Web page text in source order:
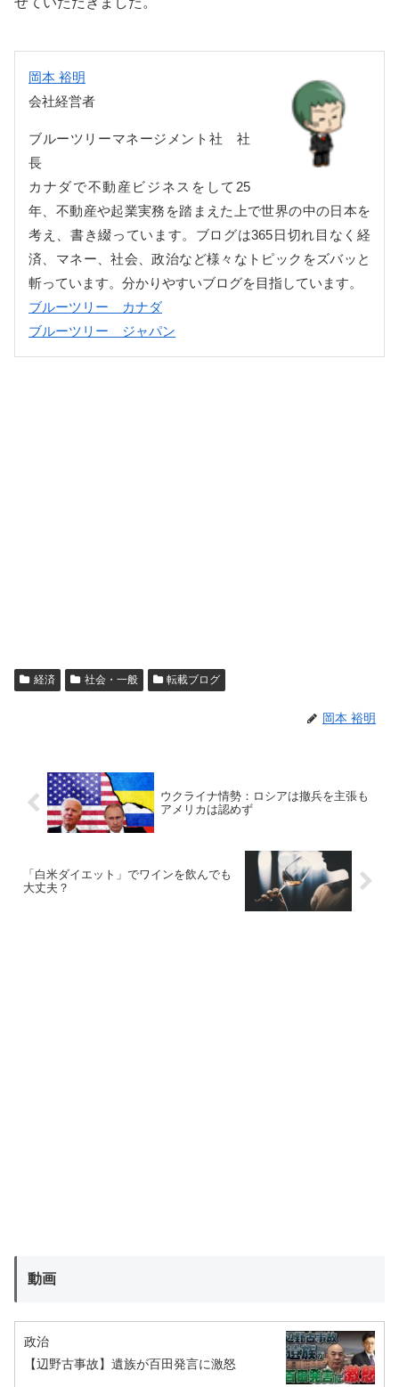
岡本 裕明
会社経営者
ブルーツリーマネージメント社 社
長
カナダで不動産ビジネスをして25
年、不動産や起業実務を踏まえた上で世界の中の日本を
考え、書き綴っています。ブログは365日切れ目なく経
済、マネー、社会、政治など様々なトピックをズバッと
斬っています。分かりやすいブログを目指しています。
ブルーツリー カナダ
ブルーツリー ジャパン
経済 社会・一般 転載ブログ
岡本 裕明
ウクライナ情勢：ロシアは撤兵を主張も
アメリカは認めず
「白米ダイエット」でワインを飲んでも
大丈夫？
動画
政治
【辺野古事故】遺族が百田発言に激怒